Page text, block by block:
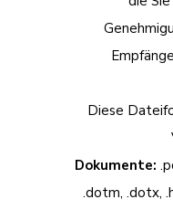
Diese
Dokumente:
.dotm, .dotx,